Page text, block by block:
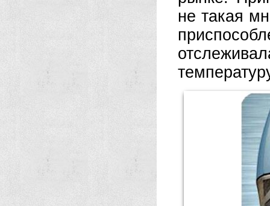
не такая